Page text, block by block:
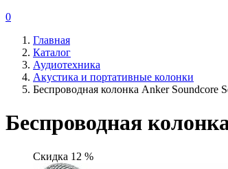
0
Главная
Каталог
Аудиотехника
Акустика и портативные колонки
Беспроводная колонка Anker Soundcore
Беспроводная
Скидка 12 %